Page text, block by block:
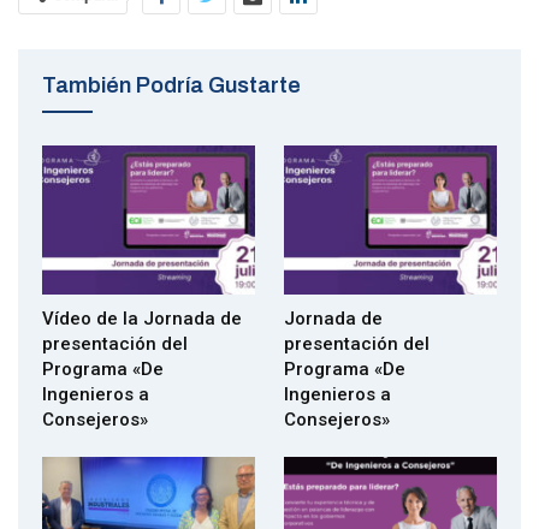
Es autor de varios libros, dedicados sobre todo a la historia
naval, así como de innumerables artículos y colaboraciones
También Podría Gustarte
Vídeo de la Jornada de
presentación del
Programa «De
Ingenieros a
Consejeros»
Jornada de
presentación del
Programa «De
Ingenieros a
Consejeros»